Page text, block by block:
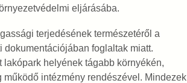
eljárásába.
terjedésének természetéről a
foglaltak miatt.
helyének tágabb környékén,
intézmény rendészével. Mindezek